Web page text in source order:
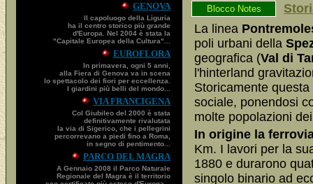
GENOVA
Il capoluogo della Liguria
ha il centro storico più grande
d'Europa. Nel 2004 è stata la
"Capitale Europea della Cultura"...
EUROFLORA
In primavera, ogni 5 anni,
alla Fiera di Genova va in scena
lo spettacolo dei fiori per eccellenza.
I giardini più belli del mondo...
VIA FRANCIGENA
Col Giubileo del 2000 è stata
definitivamente rivalutata
la via di Sigerico, che i pellegrini
percorrevano a piedi fino a Roma,
in segno di pentimento...
PARCO DEL MAGRA
A Gennaio 2008 il Parco Naturale
Regionale del Magra è il territorio
Blocco Notes
La linea
poli urbani della
geografica (Val di
l'hinterland
Storicamente
sociale, ponendosi
molte popolazioni
In origine la
Km. I lavori per la
1880 e durarono
singolo binario ad